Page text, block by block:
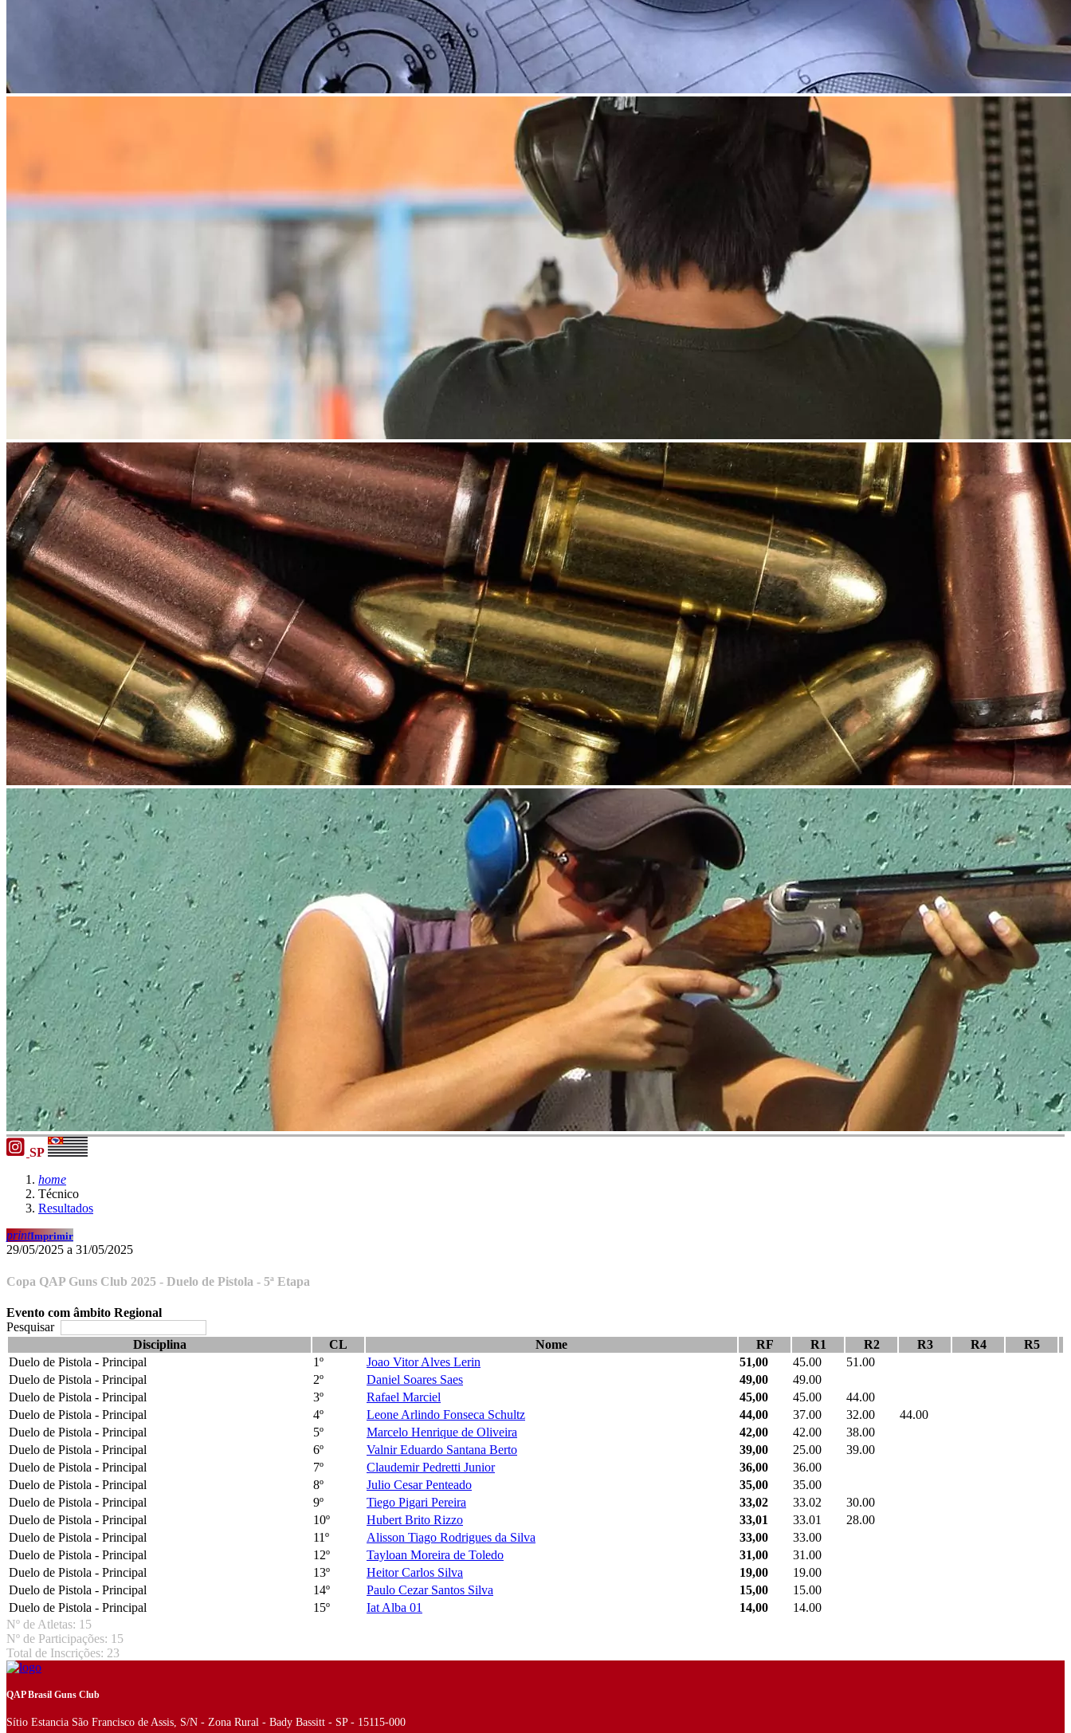
SP
home
Técnico
Resultados
printImprimir
29/05/2025 a 31/05/2025
Copa QAP Guns Club 2025 - Duelo de Pistola - 5ª Etapa
Evento com âmbito Regional
Pesquisar
Disciplina
CL Nome RF R1 R2 R3 R4
R5
Duelo de Pistola - Principal
1º Joao Vitor Alves Lerin 51,00 45.00
51.00
Duelo de Pistola - Principal
2º Daniel Soares Saes 49,00
49.00
Duelo de Pistola - Principal
3º Rafael Marciel 45,00 45.00
44.00
Duelo de Pistola - Principal
4º Leone Arlindo Fonseca Schultz 44,00 37.00 32.00
44.00
Duelo de Pistola - Principal
5º Marcelo Henrique de Oliveira 42,00 42.00
38.00
Duelo de Pistola - Principal
6º Valnir Eduardo Santana Berto 39,00 25.00
39.00
Duelo de Pistola - Principal
7º Claudemir Pedretti Junior 36,00
36.00
Duelo de Pistola - Principal
8º Julio Cesar Penteado 35,00
35.00
Duelo de Pistola - Principal
9º Tiego Pigari Pereira 33,02 33.02
30.00
Duelo de Pistola - Principal
10º Hubert Brito Rizzo 33,01 33.01
28.00
Duelo de Pistola - Principal
11º Alisson Tiago Rodrigues da Silva 33,00
33.00
Duelo de Pistola - Principal
12º Tayloan Moreira de Toledo 31,00
31.00
Duelo de Pistola - Principal
13º Heitor Carlos Silva 19,00
19.00
Duelo de Pistola - Principal
14º Paulo Cezar Santos Silva 15,00
15.00
Duelo de Pistola - Principal
15º Iat Alba 01 14,00
14.00
Nº de Atletas: 15
Nº de Participações: 15
Total de Inscrições: 23
QAP Brasil Guns Club
Sítio Estancia São Francisco de Assis, S/N - Zona Rural - Bady Bassitt - SP - 15115-000